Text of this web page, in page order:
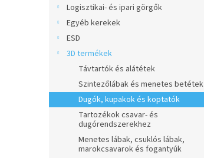
Logisztikai- és ipari görgők
Egyéb kerekek
ESD
3D termékek
Távtartók és alátétek
Szintezőlábak és menetes betétek
Dugók, kupakok és koptatók
Tartozékok csavar- és
dugórendszerekhez
Menetes lábak, csuklós lábak,
marokcsavarok és fogantyúk